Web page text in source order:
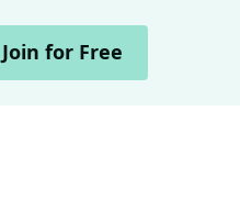
Join for Free